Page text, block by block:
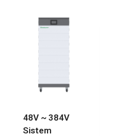
48V ~ 384V
Sistem